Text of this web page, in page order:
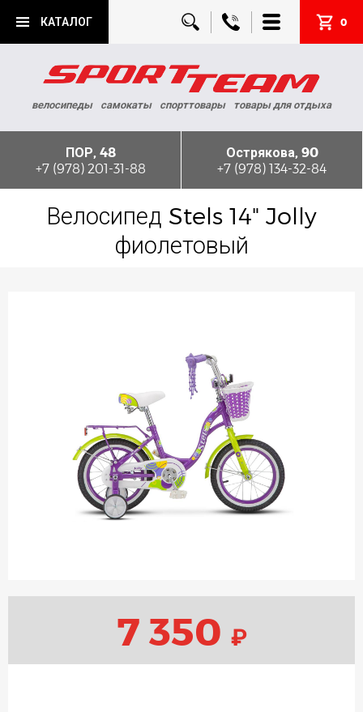
КАТАЛОГ 0
велосипеды самокаты спорттовары товары для отдыха
ПОР, 48
+7 (978) 201-31-88
Острякова, 90
+7 (978) 134-32-84
Велосипед Stels 14" Jolly
фиолетовый
7 350 ₽